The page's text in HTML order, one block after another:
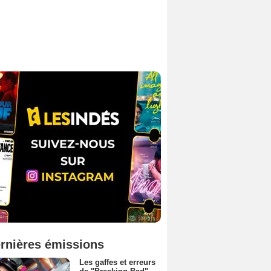
émissions
Les gaffes et erreurs